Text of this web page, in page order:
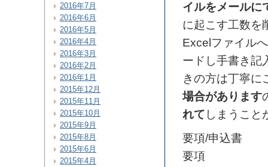
イルをメールに
に起こす工数を
Excelファイル
ードし手書き記
きの方は丁寧に
場合があります
れて しまうこと
要項/申込書
要項
2016年7月
2016年6月
2016年5月
2016年4月
2016年3月
2016年2月
2016年1月
2015年12月
2015年11月
2015年10月
2015年9月
2015年8月
2015年6月
2015年4月